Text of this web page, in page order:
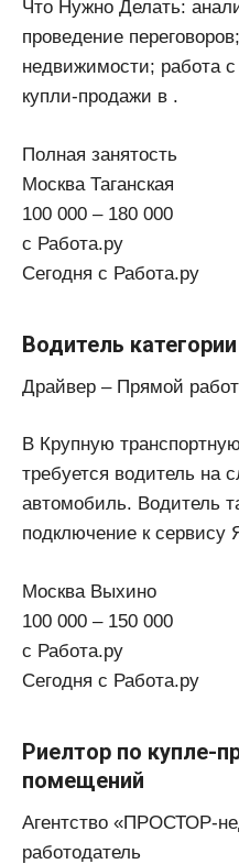
Что Нужно Делать:
проведение
недвижимости; работа
купли-продажи в .
Полная занятость
Москва Таганская
100 000 – 180 000
с Работа.ру
Сегодня с Работа.ру
Водитель
Драйвер – Прямой
В Крупную
требуется водитель на
автомобиль. Водитель
подключение к сервису
Москва Выхино
100 000 – 150 000
с Работа.ру
Сегодня с Работа.ру
Риелтор по купле-
помещений
Агентство «ПРОСТОР-
работодатель